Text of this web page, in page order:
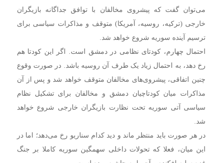
می‌توان گفت که پیشروی مخالفان با توافق جداگانه بازیگران
خارجی (ترکیه، روسیه، آمریکا) متوقف و مذاکرات سیاسی برای
ترسیم آینده سوریه شروع خواهد شد.
احتمال چهارم، کودتای نظامی در دمشق است. اگر این کودتا هم
رخ دهد، به احتمال زیاد یک طرف آن روسیه باشد. در صورت وقوع
چنین اتفاقی، پیشروی‌‎های مخالفان متوقف خواهد شد و پس از آن
مذاکرات میان کودتاچیان دمشق و مخالفان برای تشکیل نظام
سیاسی آتی سوریه تحت نظارت بازیگران خارجی شروع خواهد
شد.
در هر صورت باید منتظر ماند و دید کدام سناریو رخ می‌دهد؛ اما در
این میان، فعلا که تحولات داخلی سهمگین سوریه کاملا بر جنگ